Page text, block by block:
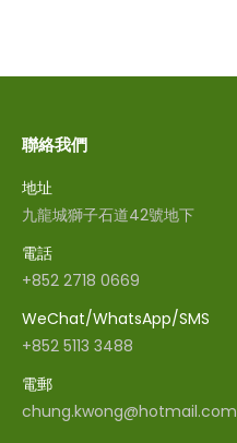
聯絡我們
地址
九龍城獅子石道42號地下
電話
+852 2718 0669
WeChat/WhatsApp/SMS
+852 5113 3488
電郵
chung.kwong@hotmail.com